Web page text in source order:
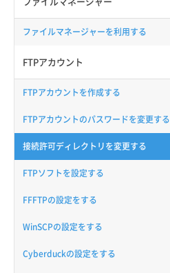
ファイルマネージャーを利用する
FTPアカウント
FTPアカウントを作成する
FTPアカウントのパスワードを変更する
接続許可ディレクトリを変更する
FTPソフトを設定する
FFFTPの設定をする
WinSCPの設定をする
Cyberduckの設定をする